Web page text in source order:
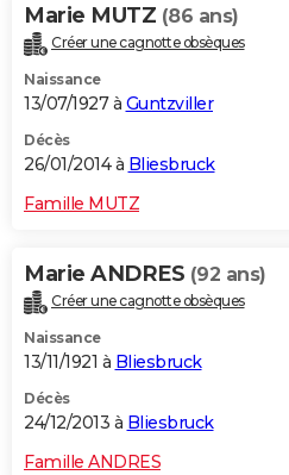
Marie MUTZ (86 ans)
Créer une cagnotte obsèques
Naissance
13/07/1927 à Guntzviller
Décès
26/01/2014 à Bliesbruck
Famille MUTZ
Marie ANDRES (92 ans)
Créer une cagnotte obsèques
Naissance
13/11/1921 à Bliesbruck
Décès
24/12/2013 à Bliesbruck
Famille ANDRES